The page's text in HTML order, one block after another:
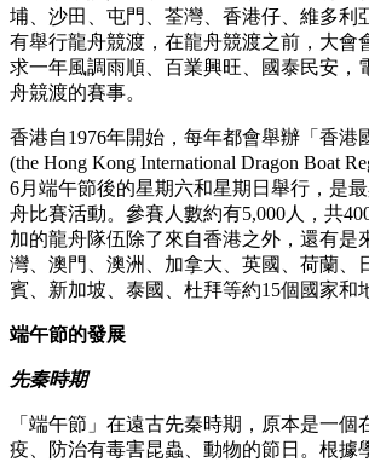
埔、沙田、屯門、荃灣、香港仔、維多利
有舉行龍舟競渡，在龍舟競渡之前，大會
求一年風調雨順、百業興旺、國泰民安，
舟競渡的賽事。
香港自1976年開始，每年都會舉辦「香港
(the Hong Kong International Dragon Boat
6月端午節後的星期六和星期日舉行，是
舟比賽活動。參賽人數約有5,000人，共
加的龍舟隊伍除了來自香港之外，還有是
灣、澳門、澳洲、加拿大、英國、荷蘭、
賓、新加坡、泰國、杜拜等約15個國家和
端午節的發展
先秦時期
「端午節」在遠古先秦時期，原本是一個
疫、防治有毒害昆蟲、動物的節日。根據